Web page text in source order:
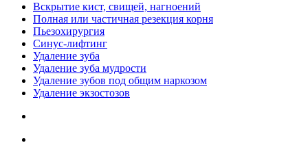
Вскрытие кист, свищей, нагноений
Полная или частичная резекция корня
Пьезохирургия
Синус-лифтинг
Удаление зуба
Удаление зуба мудрости
Удаление зубов под общим наркозом
Удаление экзостозов